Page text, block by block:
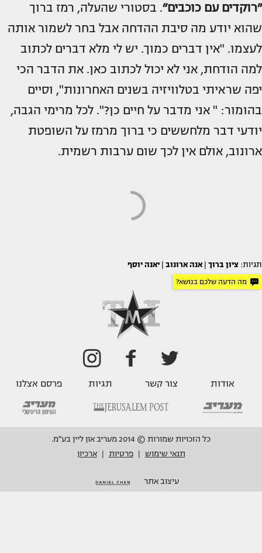
״רוקדים עם כוכבים״. בסטורי שהעלה, רמז ברוך
שהוא יודע מה סיבת ההדחה אבל בחר לשמור אותה
לעצמו. "אין דברים כמוך. יש לי מלא דברים לכתוב
למה הודחת, אני לא יכול לכתוב כאן. את הדבר הכי
יפה שראיתי בטלוויזיה בשנים האחרונות", וסיים
בהומור: " אני מדבר על חיים כן?". לכל מרימי הגבה,
יודעי דבר מלחששים כי ברוך מרמז על השופטת
ארונוב, אולם אין לכך שום ערבות רשמית.
תגיות: ציון ברוך אנה ארונוב יאנה יוסף
מה הדעה שלכם בנושא?
אודות צור קשר תגיות פרסם אצלנו
כל הזכויות שמורות © 2014 מעריב און ליין בע"מ.
תנאי שימוש
פרטיות ארכיון
עיצוב אתר